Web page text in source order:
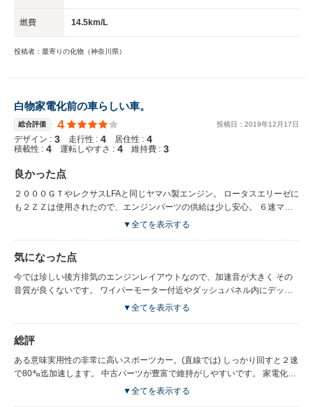
燃費 14.5km/L
投稿者：最寄りの化物（神奈川県）
白物家電化前の車らしい車。
総合評価 4 投稿日： 2019年12 月 17日
デザイン : 3 走行性 : 4 居住性 : 4
積載性 : 4 運転しやすさ : 4 維持費 : 3
良かった点
２０００ＧＴやレクサスLFAと同じヤマハ製エンジン。 ロータスエリーゼに
も２ＺＺは使用されたので、エンジンパーツの供給は少し安心。 ６速マニ
ュアル。 市街地だと信号以外はほぼ4速のアクセル操作だけで走れます。
すると非力感がかなりの減少しました。 電装もシンプルなので自分である
程度なら修理出来ます。 共通部品が非常に多いので中古品で修理も安価で
す。 前後バランスは良くないですが、とにかくワゴンなのに車両重量が軽
▼全てを表示する
気になった点
今では珍しい後方排気のエンジンレイアウトなので、加速音が大きく その
音質が良くないです。 ワイパーモーター付近やダッシュパネル内にデッド
ニング材や吸音材を入れています。 かなりの改善しました。 エアフロセン
ガラスは標準装備に無いので、全て後付けです。 クールベールなど車外品
は有ります。
▼全てを表示する
総評
ある意味実用性の非常に高いスポーツカー。(直線では) しっかり回すと２速
で80㌔迄加速します。 中古パーツが豊富で維持がしやすいです。 家電化前
▼全てを表示する